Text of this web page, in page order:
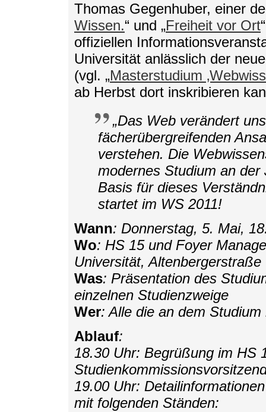
Thomas Gegenhuber, einer
Wissen.“ und „Freiheit vor Ort
offiziellen
Universität anlässlich der
(vgl. „Masterstudium
ab Herbst dort inskribieren
„Das Web verändert
fächerübergreifenden
verstehen. Die
modernes Studium an
Basis für dieses
startet im WS 2011!
Wann: Donnerstag, 5. Mai,
Wo: HS 15 und Foyer
Universität,
Was: Präsentation des
einzelnen Studienzweige
Wer: Alle die an dem
Ablauf:
18.30 Uhr: Begrüßung im HS
19.00 Uhr:
mit folgenden Ständen: